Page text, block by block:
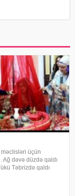
məclisləri üçün
. Ağ dəvə düzdə qaldı
Təbrizdə qaldı